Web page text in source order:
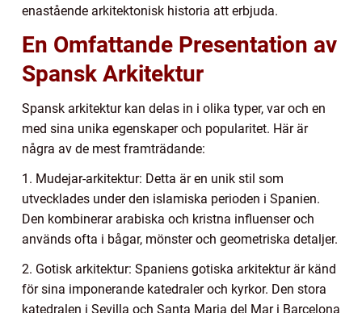
enastående arkitektonisk historia att erbjuda.
En Omfattande Presentation av
Spansk Arkitektur
Spansk arkitektur kan delas in i olika typer, var och en
med sina unika egenskaper och popularitet. Här är
några av de mest framträdande:
1. Mudejar-arkitektur: Detta är en unik stil som
utvecklades under den islamiska perioden i Spanien.
Den kombinerar arabiska och kristna influenser och
används ofta i bågar, mönster och geometriska detaljer.
2. Gotisk arkitektur: Spaniens gotiska arkitektur är känd
för sina imponerande katedraler och kyrkor. Den stora
katedralen i Sevilla och Santa Maria del Mar i Barcelona